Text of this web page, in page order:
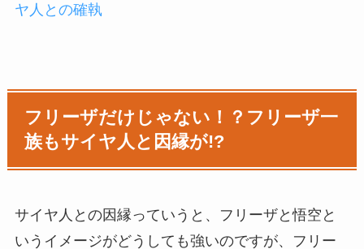
ヤ人との確執
フリーザだけじゃない！？フリーザ一
族もサイヤ人と因縁が!?
サイヤ人との因縁っていうと、フリーザと悟空と
いうイメージがどうしても強いのですが、フリー